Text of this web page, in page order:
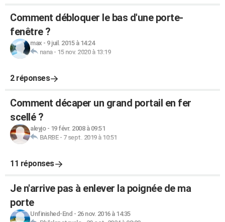
Comment débloquer le bas d'une porte-
fenêtre ?
max - 9 juil. 2015 à 14:24
nana- 15 nov. 2020 à 13:19
2 réponses
Comment décaper un grand portail en fer
scellé ?
aleyjo- 19 févr. 2008 à 09:51
BARBE- 7 sept. 2019 à 10:51
11 réponses
Je n'arrive pas à enlever la poignée de ma
porte
Unfinished-End - 26 nov. 2016 à 14:35